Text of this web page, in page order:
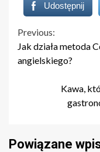
Udostępnij
Continue
Reading
Previous:
Jak działa metoda
angielskiego?
Kawa,
Powiązane